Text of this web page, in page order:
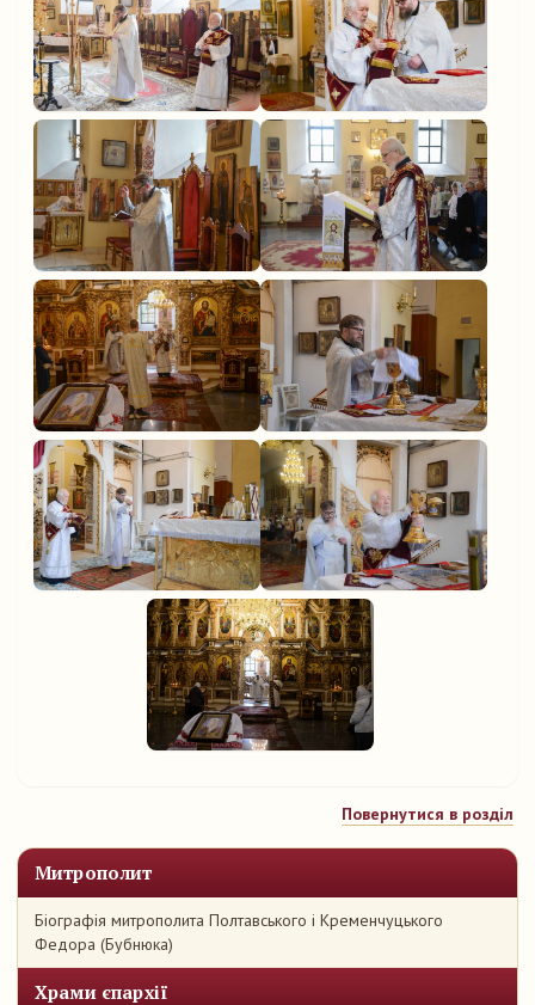
Митрополит
Біографія митрополита Полтавського і Кременчуцького
Федора (Бубнюка)
Храми єпархії
Повернутися в розділ